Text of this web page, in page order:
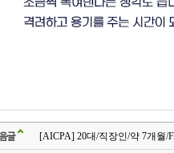
글 [AICPA] 20대/직장인/약 7개월/